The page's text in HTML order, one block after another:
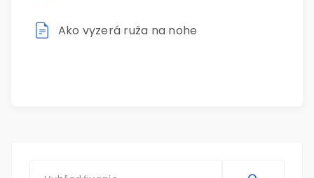
Ako vyzerá ruža na nohe